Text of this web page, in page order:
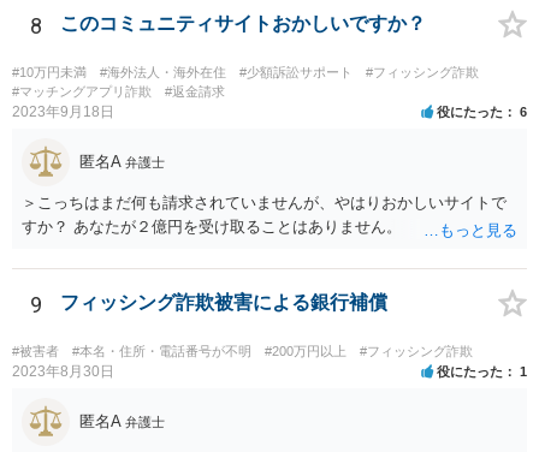
8 このコミュニティサイトおかしいですか？
#10万円未満 #海外法人・海外在住 #少額訴訟サポート
#フィッシング詐欺
#マッチングアプリ詐欺
#返金請求
2023年9月18日 役にたった 6
匿名A 弁護士
＞こっちはまだ何も請求されていませんが、やはりおかしいサイトで
すか？ あなたが２億円を受け取ることはありません。
9 フィッシング詐欺被害による銀行補償
#被害者 #本名・住所・電話番号が不明 #200万円以上 #フィッシング詐欺
2023年8月30日 役にたった 1
匿名A 弁護士